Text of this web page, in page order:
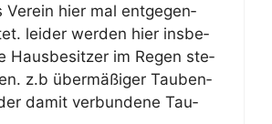
Ver­ein hier mal ent­ge­gen­
lei­der wer­den hier ins­be­
Haus­be­sit­zer im Re­gen ste­
z.b über­mä­ßi­ger Tau­ben­
da­mit ver­bun­de­ne Tau­